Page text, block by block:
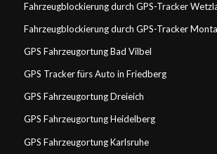
Fahrzeugblockierung durch GPS-Tracker
Fahrzeugblockierung durch GPS-Tracker
GPS Fahrzeugortung Bad Vilbel
GPS Tracker fürs Auto in Friedberg
GPS Fahrzeugortung Dreieich
GPS Fahrzeugortung Heidelberg
GPS Fahrzeugortung Karlsruhe